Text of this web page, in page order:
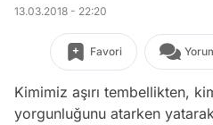
13.03.2018 - 22:20
Favori
Kimimiz aşırı tembellikten,
yorgunluğunu atarken